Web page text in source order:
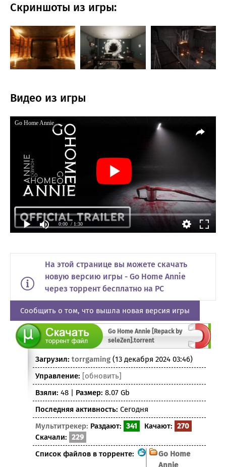
Скриншоты из игры:
Видео из игры
Go Home Annie
0:00 / 1:30
На этой странице вы можете скачать
новую версию игры - Go Home Annie
через торрент бесплатно на PC
Сообщить о том, что вышла новая версия игры
Go Home Annie [Repack by
seleZen].torrent
Загрузил: torrgaming (13 декабря 2024 03:46)
Управление: [обновить]
Взяли: 48 | Размер: 8.07 Gb
Последняя активность: Сегодня
Мультитрекер: Раздают: 341 Качают: 270
Скачали: 229
Список файлов в торренте:
Go Home
Annie